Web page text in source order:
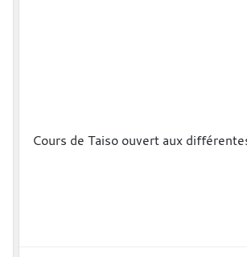
Cours de Taiso ouvert aux